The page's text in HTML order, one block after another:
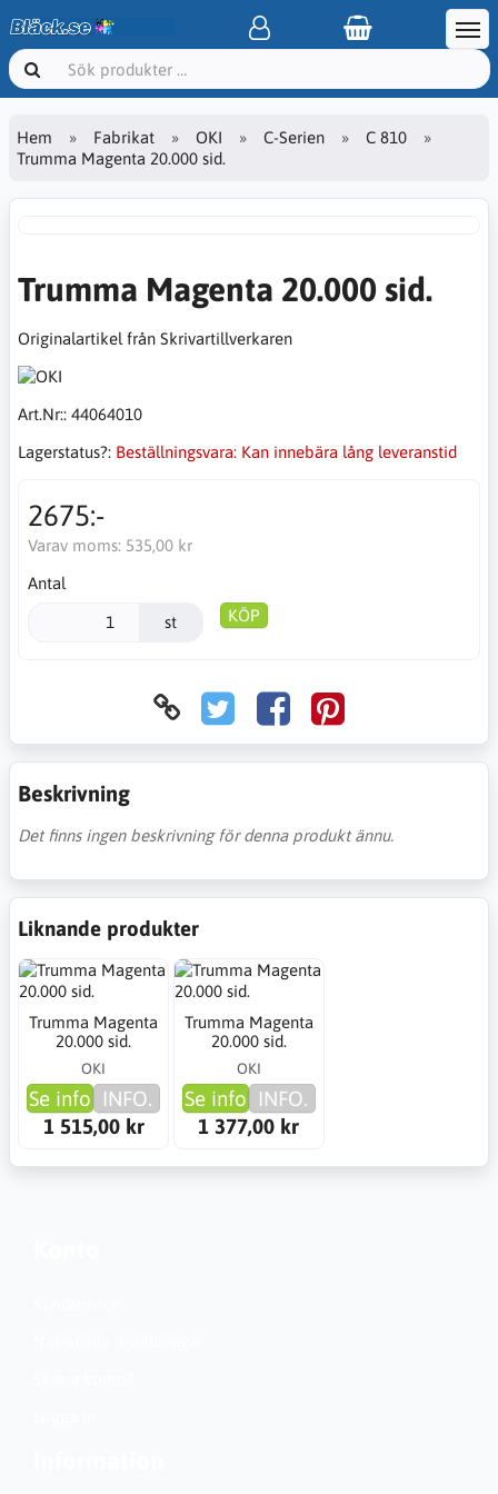
Hem Fabrikat OKI C-Serien
C 810
Trumma Magenta 20.000 sid.
Trumma Magenta 20.000 sid.
Originalartikel från Skrivartillverkaren
Art.Nr:: 44064010
Lagerstatus?: Beställningsvara: Kan innebära lång leveranstid
2675:-
Varav moms: 535,00 kr
Antal
st KÖP
Beskrivning
Det finns ingen beskrivning för denna produkt ännu.
Liknande produkter
Trumma Magenta
20.000 sid.
OKI
Se info INFO.
1 515,00 kr
Trumma Magenta
20.000 sid.
OKI
Se info INFO.
1 377,00 kr